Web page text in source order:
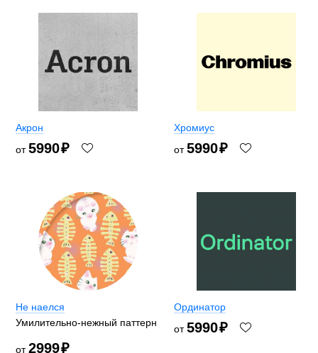
Акрон
от5990₽
Хромиус
от5990₽
Не наелся
Умилительно-нежный паттерн
от2999₽
Ординатор
от5990₽